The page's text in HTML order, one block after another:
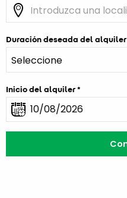
Duración deseada del alquiler
Inicio del alquiler